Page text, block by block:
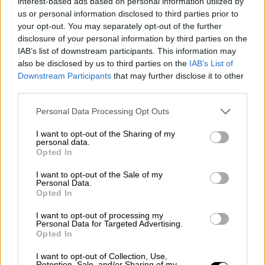
us or personal information disclosed to third parties prior to
your opt-out. You may separately opt-out of the further
disclosure of your personal information by third parties on the
IAB’s list of downstream participants. This information may
also be disclosed by us to third parties on the IAB’s List of
Downstream Participants that may further disclose it to other
Personal Data Processing Opt Outs
I want to opt-out of the Sharing of my
personal data.
Opted In
I want to opt-out of the Sale of my
Personal Data.
Opted In
I want to opt-out of processing my
Personal Data for Targeted Advertising.
Opted In
I want to opt-out of Collection, Use,
Garzón lanza la campaña“Piensa.
Luego, compra”para que los
consumidores ejerzan un consumo
responsable con el medioambiente y
promover el comercio de barrio
El ministro de Consumo, ha lanzado una campaña,
de la temporada navideña que tiene el pistoletazo
de salida hoy con el Black Friday. Alberto Garzón
recuerda que las próximas seis semanas son las
de mayor volumen de gasto y llama a los
compradores a que tengan en cuenta el impacto
que el consumo masivo tiene en los ecosistemas.
Friday del año pasado disparó el comercio
electrónico con un impacto grave para el
medioambiente y llamaba a un consumo más
recuerda la importancia de se apoye a los